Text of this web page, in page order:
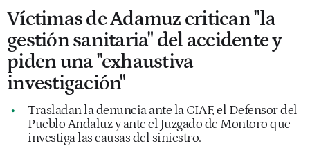
Víctimas de Adamuz critican "la
gestión sanitaria" del accidente y
piden una "exhaustiva
investigación"
Trasladan la denuncia ante la CIAF, el Defensor del
Pueblo Andaluz y ante el Juzgado de Montoro que
investiga las causas del siniestro.